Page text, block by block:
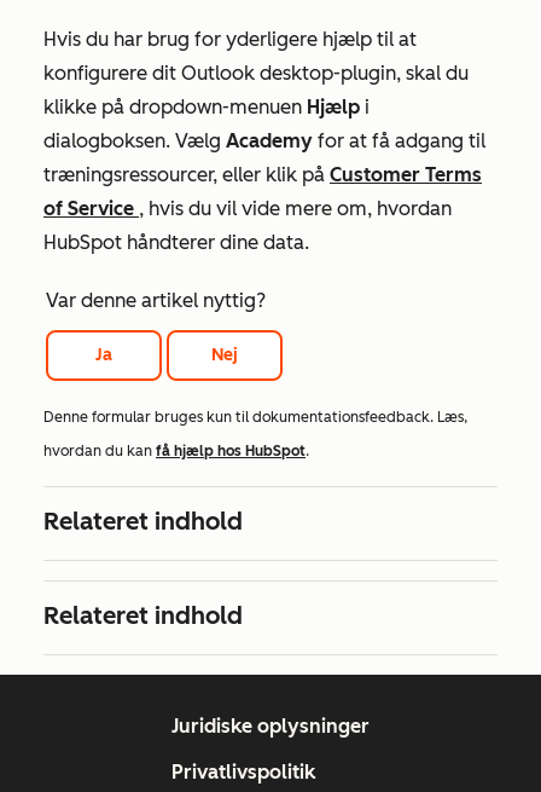
Hvis du har brug for yderligere hjælp til at
konfigurere dit Outlook desktop-plugin, skal du
klikke på dropdown-menuen Hjælp i
dialogboksen. Vælg Academy for at få adgang til
træningsressourcer, eller klik på Customer Terms
of Service , hvis du vil vide mere om, hvordan
HubSpot håndterer dine data.
Var denne artikel nyttig?
Ja Nej
Denne formular bruges kun til dokumentationsfeedback. Læs,
hvordan du kan få hjælp hos HubSpot.
Relateret indhold
Relateret indhold
Juridiske oplysninger
Privatlivspolitik